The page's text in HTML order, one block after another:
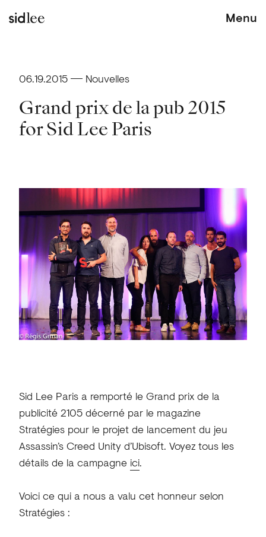
Menu
06.19.2015 Nouvelles
Grand prix de la pub 2015
for Sid Lee Paris
Sid Lee Paris a remporté le Grand prix de la
publicité 2105 décerné par le magazine
Stratégies pour le projet de lancement du jeu
Assassin’s Creed Unity d’Ubisoft. Voyez tous les
détails de la campagne ici.
Voici ce qui a nous a valu cet honneur selon
Stratégies :